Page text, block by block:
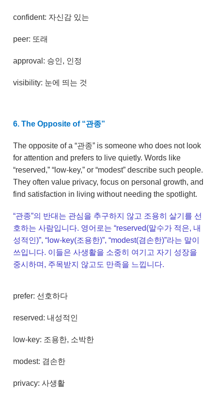
confident: 자신감 있는
peer: 또래
approval: 승인, 인정
visibility: 눈에 띄는 것
6. The Opposite of “관종”
The opposite of a “관종” is someone who does not look
for attention and prefers to live quietly. Words like
“reserved,” “low-key,” or “modest” describe such people.
They often value privacy, focus on personal growth, and
find satisfaction in living without needing the spotlight.
“관종”의 반대는 관심을 추구하지 않고 조용히 살기를 선
호하는 사람입니다. 영어로는 “reserved(말수가 적은, 내
성적인)”, “low-key(조용한)”, “modest(겸손한)”라는 말이
쓰입니다. 이들은 사생활을 소중히 여기고 자기 성장을
중시하며, 주목받지 않고도 만족을 느낍니다.
prefer: 선호하다
reserved: 내성적인
low-key: 조용한, 소박한
modest: 겸손한
privacy: 사생활